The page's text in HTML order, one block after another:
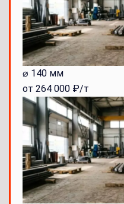
⌀ 140 мм
от 264 000 ₽/т